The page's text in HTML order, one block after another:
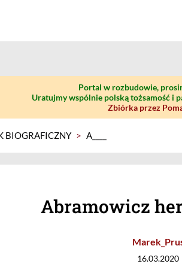
Portal w rozbudowie,
Uratujmy wspólnie polską tożsamość i
Zbiórka przez
BIOGRAFICZNY > A____
Abramowicz
16.03.2020